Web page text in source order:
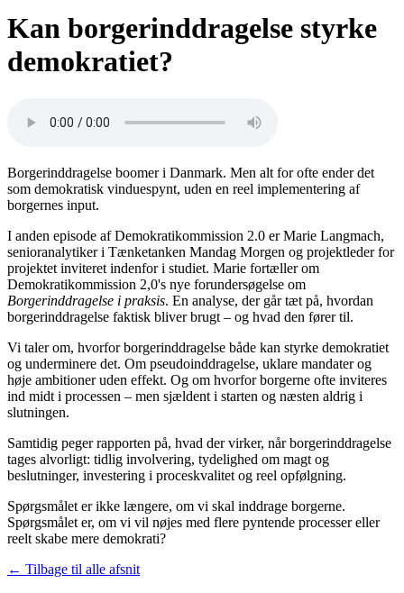
Kan borgerinddragelse styrke
demokratiet?
Borgerinddragelse boomer i Danmark. Men alt for ofte ender det
som demokratisk vinduespynt, uden en reel implementering af
borgernes input.
I anden episode af Demokratikommission 2.0 er Marie Langmach,
senioranalytiker i Tænketanken Mandag Morgen og projektleder for
projektet inviteret indenfor i studiet. Marie fortæller om
Demokratikommission 2,0's nye forundersøgelse om
Borgerinddragelse i praksis. En analyse, der går tæt på, hvordan
borgerinddragelse faktisk bliver brugt – og hvad den fører til.
Vi taler om, hvorfor borgerinddragelse både kan styrke demokratiet
og underminere det. Om pseudoinddragelse, uklare mandater og
høje ambitioner uden effekt. Og om hvorfor borgerne ofte inviteres
ind midt i processen – men sjældent i starten og næsten aldrig i
slutningen.
Samtidig peger rapporten på, hvad der virker, når borgerinddragelse
tages alvorligt: tidlig involvering, tydelighed om magt og
beslutninger, investering i proceskvalitet og reel opfølgning.
Spørgsmålet er ikke længere, om vi skal inddrage borgerne.
Spørgsmålet er, om vi vil nøjes med flere pyntende processer eller
reelt skabe mere demokrati?
← Tilbage til alle afsnit